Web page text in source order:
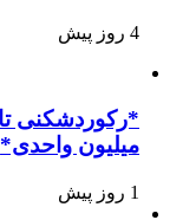
4 روز پیش
میلیون واحدی*
1 روز پیش